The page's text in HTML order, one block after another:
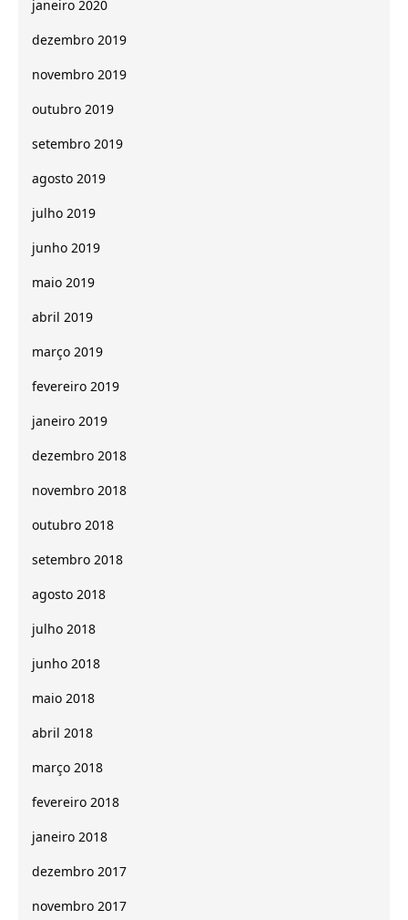
janeiro 2020
dezembro 2019
novembro 2019
outubro 2019
setembro 2019
agosto 2019
julho 2019
junho 2019
maio 2019
abril 2019
março 2019
fevereiro 2019
janeiro 2019
dezembro 2018
novembro 2018
outubro 2018
setembro 2018
agosto 2018
julho 2018
junho 2018
maio 2018
abril 2018
março 2018
fevereiro 2018
janeiro 2018
dezembro 2017
novembro 2017